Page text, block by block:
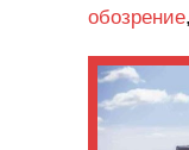
обозрение,